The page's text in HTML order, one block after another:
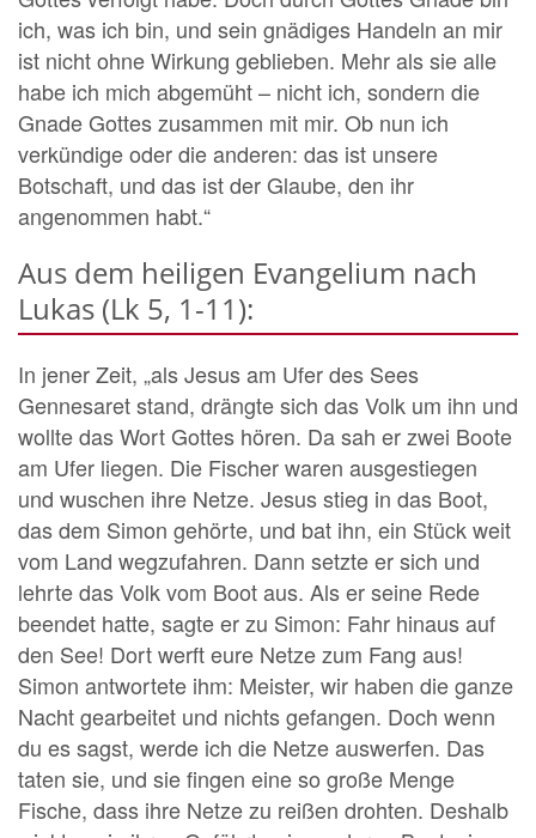
ich, was ich bin, und sein gnädiges Handeln an mir
ist nicht ohne Wirkung geblieben. Mehr als sie alle
habe ich mich abgemüht – nicht ich, sondern die
Gnade Gottes zusammen mit mir. Ob nun ich
verkündige oder die anderen: das ist unsere
Botschaft, und das ist der Glaube, den ihr
angenommen habt.“
Aus dem heiligen Evangelium nach
Lukas (Lk 5, 1-11):
In jener Zeit, „als Jesus am Ufer des Sees
Gennesaret stand, drängte sich das Volk um ihn und
wollte das Wort Gottes hören. Da sah er zwei Boote
am Ufer liegen. Die Fischer waren ausgestiegen
und wuschen ihre Netze. Jesus stieg in das Boot,
das dem Simon gehörte, und bat ihn, ein Stück weit
vom Land wegzufahren. Dann setzte er sich und
lehrte das Volk vom Boot aus. Als er seine Rede
beendet hatte, sagte er zu Simon: Fahr hinaus auf
den See! Dort werft eure Netze zum Fang aus!
Simon antwortete ihm: Meister, wir haben die ganze
Nacht gearbeitet und nichts gefangen. Doch wenn
du es sagst, werde ich die Netze auswerfen. Das
taten sie, und sie fingen eine so große Menge
Fische, dass ihre Netze zu reißen drohten. Deshalb